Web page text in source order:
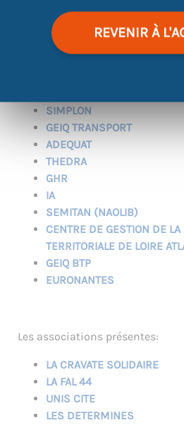
REVENIR À
SERVICE MILITAIRE
DELEGATION MILITAIRE
LOIRE ATLANTIQUE
SIMPLON
GEIQ TRANSPORT
ADEQUAT
THEDRA
GHR
IA
SEMITAN (NAOLIB)
CENTRE DE GESTION DE
TERRITORIALE DE LOIRE
GEIQ BTP
EURONANTES
Les associations présentes:
LA CRAVATE SOLIDAIRE
LA FAL 44
UNIS CITE
LES DETERMINES